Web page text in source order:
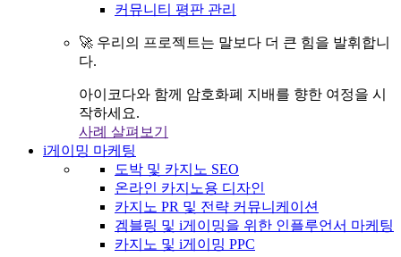
커뮤니티 평판 관리
🚀 우리의 프로젝트는 말보다 더 큰 힘을 발휘합니
다.
아이코다와 함께 암호화폐 지배를 향한 여정을 시
작하세요.
사례 살펴보기
i게이밍 마케팅
도박 및 카지노 SEO
온라인 카지노용 디자인
카지노 PR 및 전략 커뮤니케이션
겜블링 및 i게이밍을 위한 인플루언서 마케팅
카지노 및 i게이밍 PPC